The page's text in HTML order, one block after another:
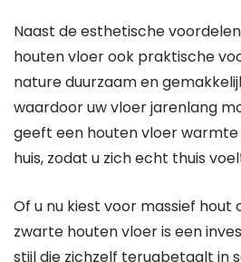
Naast de esthetische
houten vloer ook praktische
nature duurzaam en
waardoor uw vloer jarenlang
geeft een houten vloer
huis, zodat u zich echt thuis
Of u nu kiest voor massief hout
zwarte houten vloer is een
stijl die zichzelf terugbetaalt in